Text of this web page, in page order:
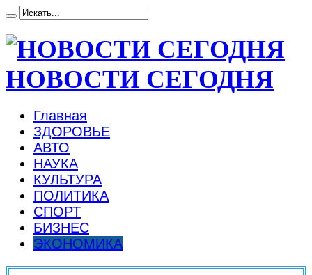
НОВОСТИ СЕГОДНЯ
Главная
ЗДОРОВЬЕ
АВТО
НАУКА
КУЛЬТУРА
ПОЛИТИКА
СПОРТ
БИЗНЕС
ЭКОНОМИКА